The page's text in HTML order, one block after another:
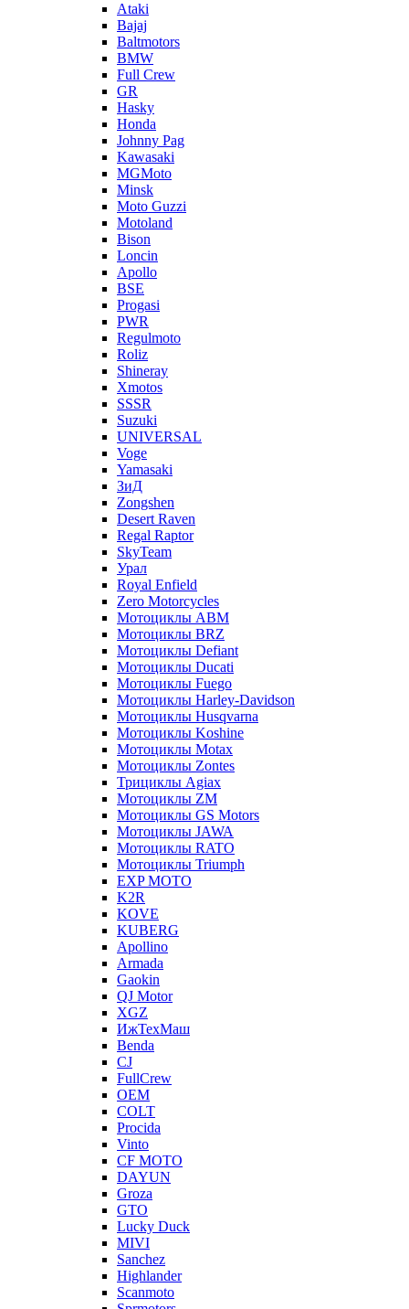
Ataki
Bajaj
Baltmotors
BMW
Full Crew
GR
Hasky
Honda
Johnny Pag
Kawasaki
MGMoto
Minsk
Moto Guzzi
Motoland
Bison
Loncin
Apollo
BSE
Progasi
PWR
Regulmoto
Roliz
Shineray
Xmotos
SSSR
Suzuki
UNIVERSAL
Voge
Yamasaki
ЗиД
Zongshen
Desert Raven
Regal Raptor
SkyTeam
Урал
Royal Enfield
Zero Motorcycles
Мотоциклы ABM
Мотоциклы BRZ
Мотоциклы Defiant
Мотоциклы Ducati
Мотоциклы Fuego
Мотоциклы Harley-Davidson
Мотоциклы Husqvarna
Мотоциклы Koshine
Мотоциклы Motax
Мотоциклы Zontes
Трициклы Agiax
Мотоциклы ZM
Мотоциклы GS Motors
Мотоциклы JAWA
Мотоциклы RATO
Мотоциклы Triumph
EXP MOTO
K2R
KOVE
KUBERG
Apollino
Armada
Gaokin
QJ Motor
XGZ
ИжТехМаш
Benda
CJ
FullCrew
OEM
COLT
Procida
Vinto
CF MOTO
DAYUN
Groza
GTO
Lucky Duck
MIVI
Sanchez
Highlander
Scanmoto